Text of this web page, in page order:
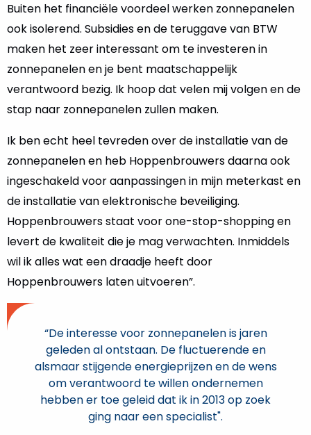
Buiten het financiële voordeel werken zonnepanelen
ook isolerend. Subsidies en de teruggave van BTW
maken het zeer interessant om te investeren in
zonnepanelen en je bent maatschappelijk
verantwoord bezig. Ik hoop dat velen mij volgen en de
stap naar zonnepanelen zullen maken.
Ik ben echt heel tevreden over de installatie van de
zonnepanelen en heb Hoppenbrouwers daarna ook
ingeschakeld voor aanpassingen in mijn meterkast en
de installatie van elektronische beveiliging.
Hoppenbrouwers staat voor one-stop-shopping en
levert de kwaliteit die je mag verwachten. Inmiddels
wil ik alles wat een draadje heeft door
Hoppenbrouwers laten uitvoeren”.
“De interesse voor zonnepanelen is jaren
geleden al ontstaan. De fluctuerende en
alsmaar stijgende energieprijzen en de wens
om verantwoord te willen ondernemen
hebben er toe geleid dat ik in 2013 op zoek
ging naar een specialist".